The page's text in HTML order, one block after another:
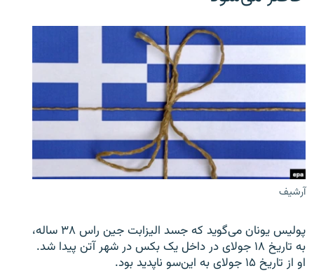
آرشیف
پولیس یونان می‌گوید که جسد الیزابت جین راس ۳۸ ساله،
به تاریخ ۱۸ جولای در داخل یک بکس در شهر آتن پیدا شد.
او از تاریخ ۱۵ جولای به این‌سو ناپدید بود.